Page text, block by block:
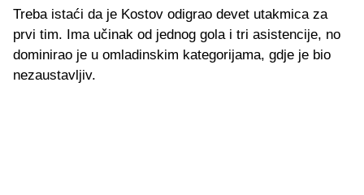
Treba istaći da je Kostov odigrao devet utakmica za
prvi tim. Ima učinak od jednog gola i tri asistencije, no
dominirao je u omladinskim kategorijama, gdje je bio
nezaustavljiv.